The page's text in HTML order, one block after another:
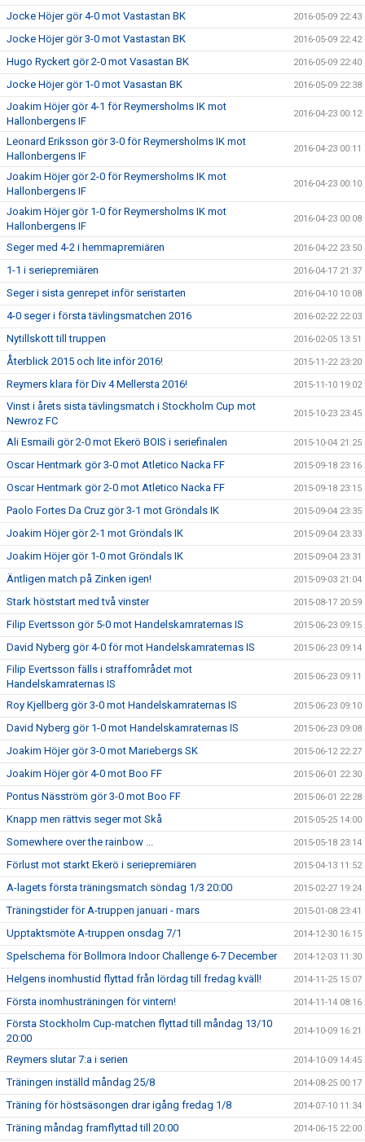
Jocke Höjer gör 4-0 mot Vastastan BK 2016-05-09 22:43
Jocke Höjer gör 3-0 mot Vastastan BK 2016-05-09 22:42
Hugo Ryckert gör 2-0 mot Vasastan BK 2016-05-09 22:40
Jocke Höjer gör 1-0 mot Vasastan BK 2016-05-09 22:38
Joakim Höjer gör 4-1 för Reymersholms IK mot
Hallonbergens IF
2016-04-23 00:12
Leonard Eriksson gör 3-0 för Reymersholms IK mot
Hallonbergens IF
2016-04-23 00:11
Joakim Höjer gör 2-0 för Reymersholms IK mot
Hallonbergens IF
2016-04-23 00:10
Joakim Höjer gör 1-0 för Reymersholms IK mot
Hallonbergens IF
2016-04-23 00:08
Seger med 4-2 i hemmapremiären 2016-04-22 23:50
1-1 i seriepremiären 2016-04-17 21:37
Seger i sista genrepet inför seristarten 2016-04-10 10:08
4-0 seger i första tävlingsmatchen 2016 2016-02-22 22:03
Nytillskott till truppen 2016-02-05 13:51
Återblick 2015 och lite inför 2016! 2015-11-22 23:20
Reymers klara för Div 4 Mellersta 2016! 2015-11-10 19:02
Vinst i årets sista tävlingsmatch i Stockholm Cup mot
Newroz FC
2015-10-23 23:45
Ali Esmaili gör 2-0 mot Ekerö BOIS i seriefinalen 2015-10-04 21:25
Oscar Hentmark gör 3-0 mot Atletico Nacka FF 2015-09-18 23:16
Oscar Hentmark gör 2-0 mot Atletico Nacka FF 2015-09-18 23:15
Paolo Fortes Da Cruz gör 3-1 mot Gröndals IK 2015-09-04 23:35
Joakim Höjer gör 2-1 mot Gröndals IK 2015-09-04 23:33
Joakim Höjer gör 1-0 mot Gröndals IK 2015-09-04 23:31
Äntligen match på Zinken igen! 2015-09-03 21:04
Stark höststart med två vinster 2015-08-17 20:59
Filip Evertsson gör 5-0 mot Handelskamraternas IS 2015-06-23 09:15
David Nyberg gör 4-0 för mot Handelskamraternas IS 2015-06-23 09:14
Filip Evertsson fälls i straffområdet mot
Handelskamraternas IS
2015-06-23 09:11
Roy Kjellberg gör 3-0 mot Handelskamraternas IS 2015-06-23 09:10
David Nyberg gör 1-0 mot Handelskamraternas IS 2015-06-23 09:08
Joakim Höjer gör 3-0 mot Mariebergs SK 2015-06-12 22:27
Joakim Höjer gör 4-0 mot Boo FF 2015-06-01 22:30
Pontus Näsström gör 3-0 mot Boo FF 2015-06-01 22:28
Knapp men rättvis seger mot Skå 2015-05-25 14:00
Somewhere over the rainbow ... 2015-05-18 23:14
Förlust mot starkt Ekerö i seriepremiären 2015-04-13 11:52
A-lagets första träningsmatch söndag 1/3 20:00 2015-02-27 19:24
Träningstider för A-truppen januari - mars 2015-01-08 23:41
Upptaktsmöte A-truppen onsdag 7/1 2014-12-30 16:15
Spelschema för Bollmora Indoor Challenge 6-7 December 2014-12-03 11:30
Helgens inomhustid flyttad från lördag till fredag kväll! 2014-11-25 15:07
Första inomhusträningen för vintern! 2014-11-14 08:16
Första Stockholm Cup-matchen flyttad till måndag 13/10
20:00
2014-10-09 16:21
Reymers slutar 7:a i serien 2014-10-09 14:45
Träningen inställd måndag 25/8 2014-08-25 00:17
Träning för höstsäsongen drar igång fredag 1/8 2014-07-10 11:34
Träning måndag framflyttad till 20:00 2014-06-15 22:00